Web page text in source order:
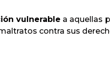
Institucional
vulnerable a aquellas
contra sus